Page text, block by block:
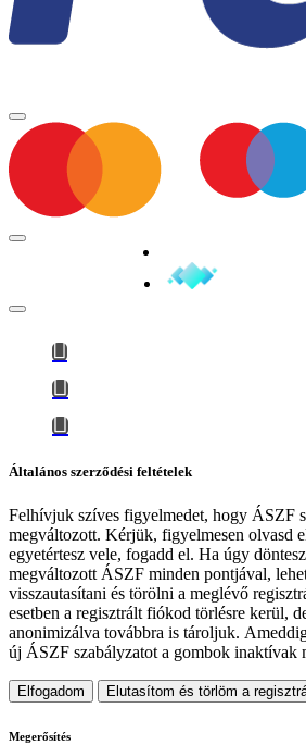
Általános szerződési feltételek
Felhívjuk szíves figyelmedet, hogy ÁSZF
megváltozott. Kérjük, figyelmesen olvasd
egyetértesz vele, fogadd el. Ha úgy
megváltozott ÁSZF minden pontjával,
visszautasítani és törölni a meglévő
esetben a regisztrált fiókod törlésre kerül,
anonimizálva továbbra is tároljuk.
új ÁSZF szabályzatot a gombok inaktívak
Elfogadom Elutasítom és törlöm a
Megerősítés